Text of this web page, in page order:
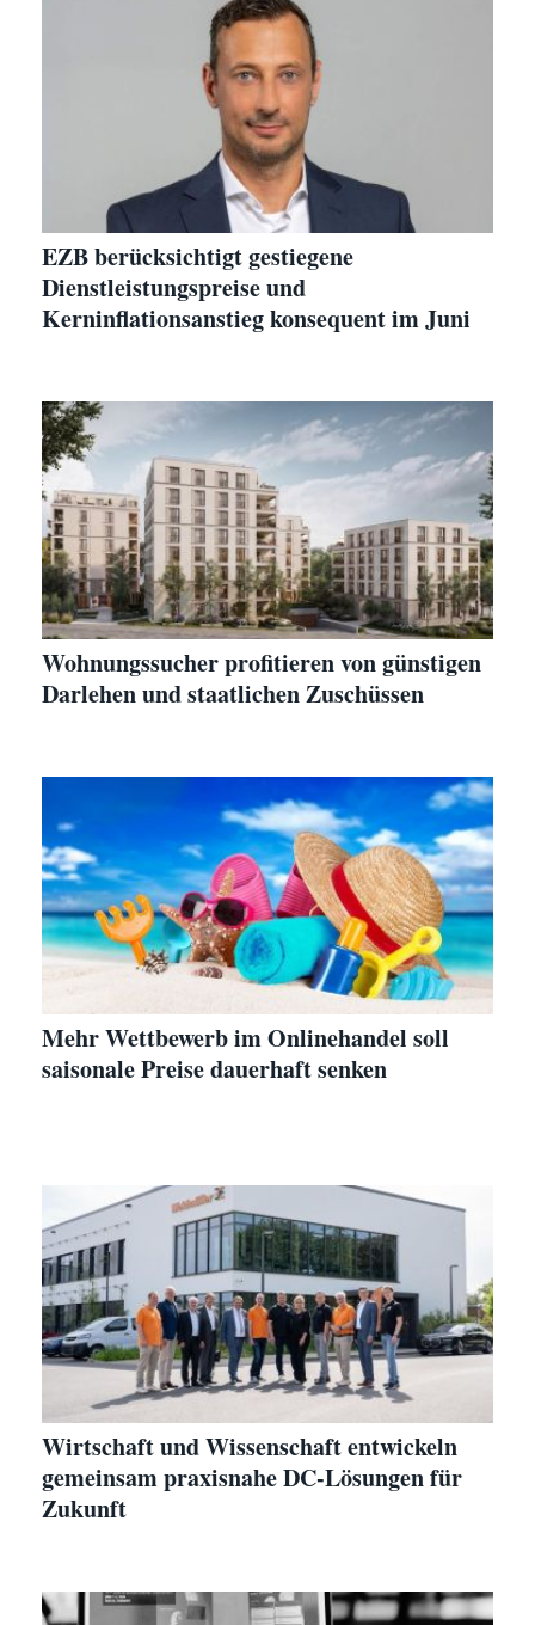
EZB berücksichtigt gestiegene
Dienstleistungspreise und
Kerninflationsanstieg konsequent im Juni
Wohnungssucher profitieren von günstigen
Darlehen und staatlichen Zuschüssen
Mehr Wettbewerb im Onlinehandel soll
saisonale Preise dauerhaft senken
Wirtschaft und Wissenschaft entwickeln
gemeinsam praxisnahe DC-Lösungen für
Zukunft